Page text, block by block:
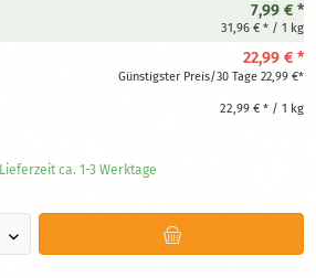
7,99 € *
31,96 € * / 1 kg
22,99 € *
Günstigster Preis/30 Tage 22,99 €*
22,99 € * / 1 kg
Lieferzeit ca. 1-3 Werktage